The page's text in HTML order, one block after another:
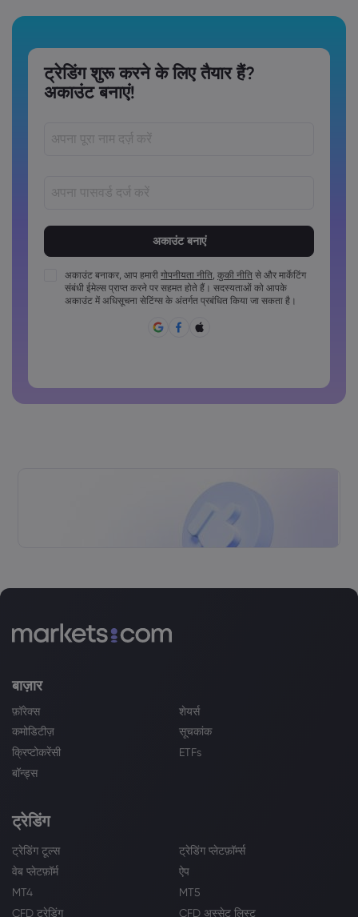
ट्रेडिंग शुरू करने के लिए तैयार हैं?
अकाउंट बनाएं!
पासवर्डों में कम से कम 1 अपरकेस कैरेक्टर अवश्य होना चाहिए
पासवर्डों में कम से कम 1 लोअरकेस कैरेक्टर अवश्य होना चाहिए
पासवर्ड का साझा रूप से उपयोग नहीं किया जा सकता
अकाउंट बनाकर, आप हमारी गोपनीयता नीति, कुकी नीति से और मार्केटिंग
संबंधी ईमेल्स प्राप्त करने पर सहमत होते हैं। सदस्यताओं को आपके
अकाउंट में अधिसूचना सेटिंग्स के अंतर्गत प्रबंधित किया जा सकता है।
बाज़ार
फ़ॉरेक्स
शेयर्स
कमोडिटीज़
सूचकांक
क्रिप्टोकरेंसी
ETFs
बॉन्ड्स
ट्रेडिंग
ट्रेडिंग टूल्स
ट्रेडिंग प्लेटफ़ॉर्म्स
वेब प्लेटफ़ॉर्म
ऐप
MT4
MT5
CFD ट्रेडिंग
CFD अस्सेट लिस्ट